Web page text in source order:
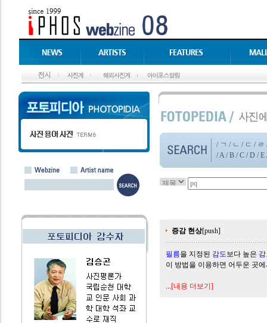
/ ㄱ / ㄴ / ㄷ / ㄹ
/A/B /C /D /E
증감 현상[push]
필름을 지정된 감도보다 높은
이 방법을 이용하면 어두운 곳
...[내용 더보기]